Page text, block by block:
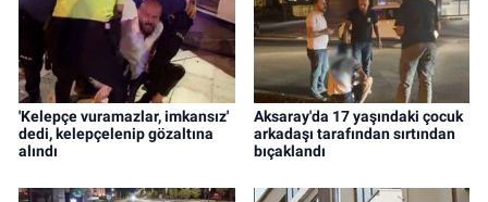
'Kelepçe vuramazlar, imkansız'
dedi, kelepçelenip gözaltına
alındı
Aksaray'da 17 yaşındaki çocuk
arkadaşı tarafından sırtından
bıçaklandı